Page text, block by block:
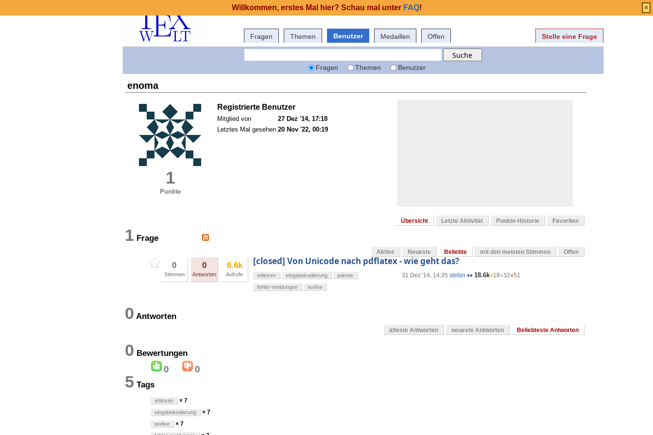
Fragen Themen Benutzer Medaillen Offen Stelle eine Frage
Fragen Themen Benutzer
enoma
1
Punkte
Registrierte Benutzer
Mitglied von
27 Dez '14, 17:18
Letztes Mal gesehen 20 Nov '22, 00:19
Übersicht Letzte Aktivität Punkte-Historie Favoriten
1 Frage
Aktive Neueste Beliebte mit den meisten Stimmen Offen
0
Stimmen
0
Antworten
6.6k
Aufrufe
[closed] Von Unicode nach pdflatex - wie geht das?
31 Dez '14, 14:35 stefan ♦♦ 18.6k●18●32●51
editoren eingabekodierung
pakete
fehler-meldungen
texlive
0 Antworten
älteste Antworten neueste Antworten Beliebteste Antworten
0 Bewertungen
0 0
5 Tags
editoren × 7
eingabekodierung × 7
texlive × 7
Willkommen, erstes Mal hier? Schau mal unter FAQ! ×